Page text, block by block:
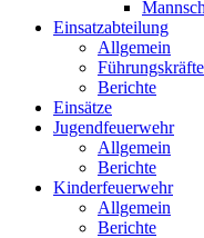
Einsatz­abteilung
Allgemein
Führungs­kräfte
Berichte
Einsätze
Jugend­feuerwehr
Allgemein
Berichte
Kinder­feuerwehr
Allgemein
Berichte